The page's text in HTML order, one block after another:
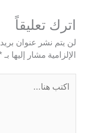
اترك تعليقاً
لن يتم نشر عنوان
الإلزامية مشار إليها بـ
هنا...